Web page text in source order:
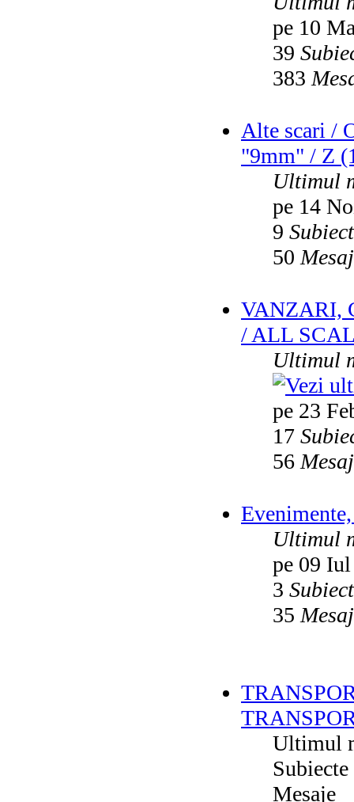
pe 10
39
383
Alte scari /
"9mm" / Z
Ultimul
pe 14
9
50
VANZARI,
/ ALL
Ultimul
pe 23
17
56
Ultimul
pe 09
3
35
Ultimul
Subiecte
Mesaje